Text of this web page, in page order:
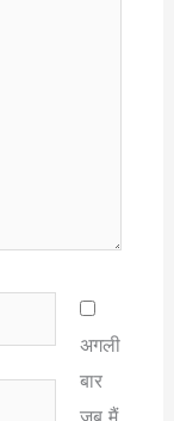
अगली
बार